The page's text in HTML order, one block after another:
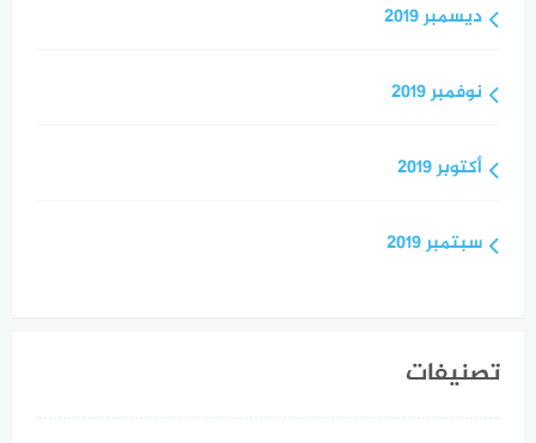
ديسمبر 2019
نوفمبر 2019
أكتوبر 2019
سبتمبر 2019
تصنيفات